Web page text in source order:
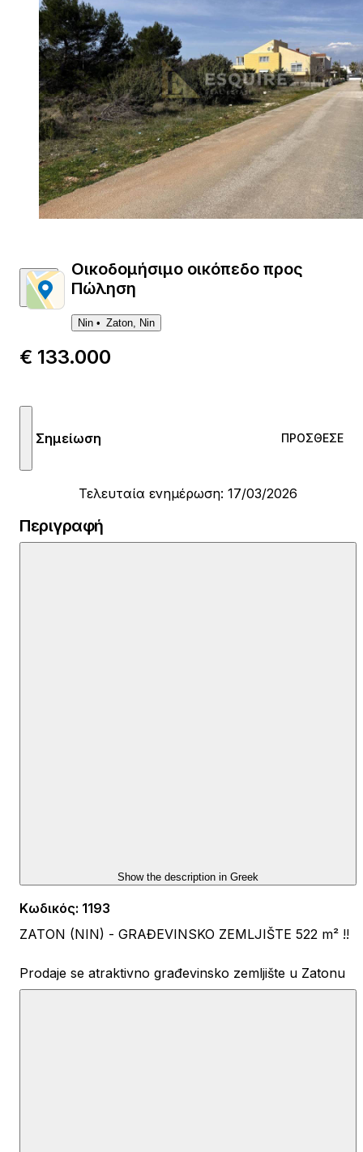
Οικοδομήσιμο οικόπεδο προς
Πώληση
Nin Zaton, Nin
€ 133.000
Σημείωση ΠΡΌΣΘΕΣΕ
Τελευταία ενημέρωση: 17/03/2026
Περιγραφή
Show the description in Greek
Κωδικός: 1193
ZATON (NIN) - GRAĐEVINSKO ZEMLJIŠTE 522 m² !!
Prodaje se atraktivno građevinsko zemljište u Zatonu
(Nin), ukupne površine 522 m², idealno za gradnju